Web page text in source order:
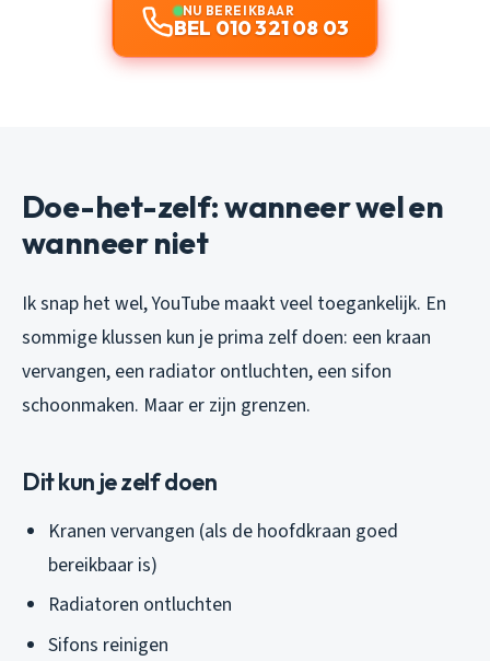
NU BEREIKBAAR
BEL 010 321 08 03
Doe-het-zelf: wanneer wel en
wanneer niet
Ik snap het wel, YouTube maakt veel toegankelijk. En
sommige klussen kun je prima zelf doen: een kraan
vervangen, een radiator ontluchten, een sifon
schoonmaken. Maar er zijn grenzen.
Dit kun je zelf doen
Kranen vervangen (als de hoofdkraan goed
bereikbaar is)
Radiatoren ontluchten
Sifons reinigen